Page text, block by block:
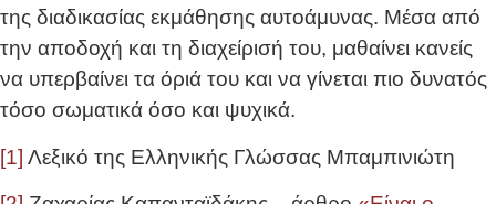
της διαδικασίας εκμάθησης αυτοάμυνας. Μέσα από
την αποδοχή και τη διαχείρισή του, μαθαίνει κανείς
να υπερβαίνει τα όριά του και να γίνεται πιο δυνατός
τόσο σωματικά όσο και ψυχικά.
[1] Λεξικό της Ελληνικής Γλώσσας Μπαμπινιώτη